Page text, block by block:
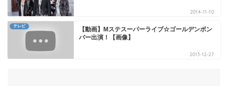
2014-11-10
テレビ
【動画】Mステスーパーライブ☆ゴールデンボン
バー出演！【画像】
2013-12-27